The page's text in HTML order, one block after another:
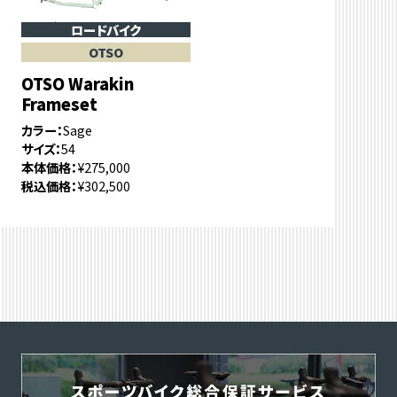
ロードバイク
OTSO
OTSO Warakin
Frameset
カラー Sage
サイズ 54
本体価格 ¥275,000
税込価格 ¥302,500